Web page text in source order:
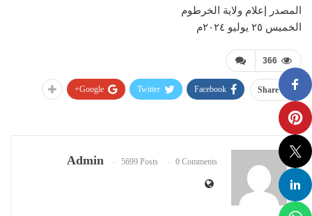
المصدر إعلام ولاية الخرطوم
الخميس ٢٥ يوليو ٢٠٢٤م
366
Share
Facebook
Twitter
Google+
Admin 5699 Posts 0 Comments